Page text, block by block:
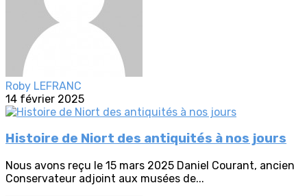
Roby LEFRANC
14 février 2025
Histoire de Niort des antiquités à nos jours
Nous avons reçu le 15 mars 2025 Daniel Courant, ancien
Conservateur adjoint aux musées de...